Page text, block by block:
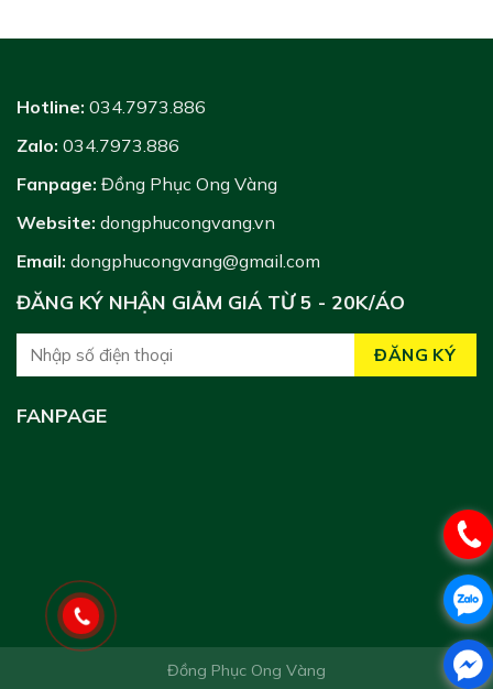
Hotline: 034.7973.886
Zalo: 034.7973.886
Fanpage: Đồng Phục Ong Vàng
Website: dongphucongvang.vn
Email: dongphucongvang@gmail.com
ĐĂNG KÝ NHẬN GIẢM GIÁ TỪ 5 - 20K/ÁO
FANPAGE
Đồng Phục Ong Vàng